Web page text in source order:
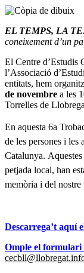
EL TEMPS, LA
coneixement d’un
El Centre d’Estudis
l’Associació
entitats, hem
de novembre a les
Torrelles de
En aquesta 6a
de les persones i les
Catalunya.
petjada local, han
memòria i del nostre
Descarrega’t aquí
Omple el formulari